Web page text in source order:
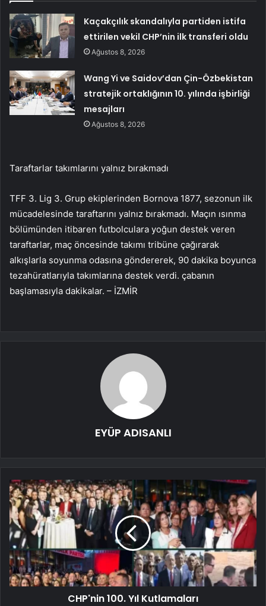
Kaçakçılık skandalıyla partiden istifa
ettirilen vekil CHP’nin ilk transferi oldu
Ağustos 8, 2026
Wang Yi ve Saidov’dan Çin-Özbekistan
stratejik ortaklığının 10. yılında işbirliği
mesajları
Ağustos 8, 2026
Taraftarlar takımlarını yalnız bırakmadı
TFF 3. Lig 3. Grup ekiplerinden Bornova 1877, sezonun ilk
mücadelesinde taraftarını yalnız bırakmadı. Maçın ısınma
bölümünden itibaren futbolculara yoğun destek veren
taraftarlar, maç öncesinde takımı tribüne çağırarak
alkışlarla soyunma odasına göndererek, 90 dakika boyunca
tezahüratlarıyla takımlarına destek verdi. çabanın
başlamasıyla dakikalar. – İZMİR
EYÜP ADISANLI
CHP'nin 100. Yıl Kutlamaları